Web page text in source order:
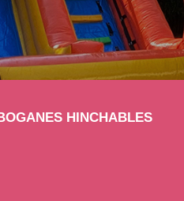
HINCHABLES